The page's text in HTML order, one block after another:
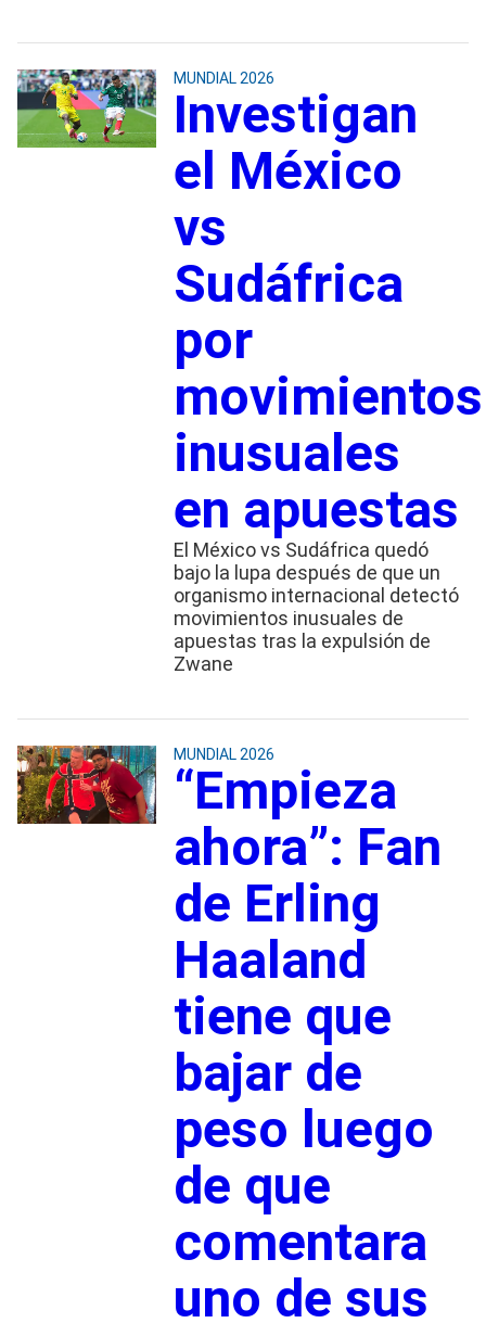
MUNDIAL 2026
Investigan
el México
vs
Sudáfrica
por
movimientos
inusuales
en apuestas
El México vs Sudáfrica quedó
bajo la lupa después de que un
organismo internacional detectó
movimientos inusuales de
apuestas tras la expulsión de
Zwane
MUNDIAL 2026
“Empieza
ahora”: Fan
de Erling
Haaland
tiene que
bajar de
peso luego
de que
comentara
uno de sus